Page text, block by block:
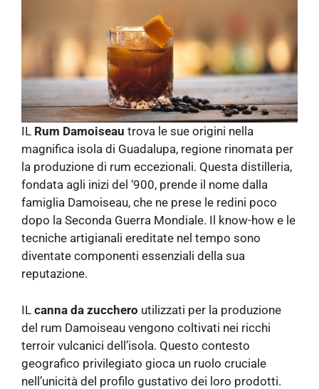
IL Rum Damoiseau trova le sue origini nella
magnifica isola di Guadalupa, regione rinomata per
la produzione di rum eccezionali. Questa distilleria,
fondata agli inizi del ‘900, prende il nome dalla
famiglia Damoiseau, che ne prese le redini poco
dopo la Seconda Guerra Mondiale. Il know-how e le
tecniche artigianali ereditate nel tempo sono
diventate componenti essenziali della sua
reputazione.
IL canna da zucchero utilizzati per la produzione
del rum Damoiseau vengono coltivati ​​nei ricchi
terroir vulcanici dell’isola. Questo contesto
geografico privilegiato gioca un ruolo cruciale
nell’unicità del profilo gustativo dei loro prodotti.